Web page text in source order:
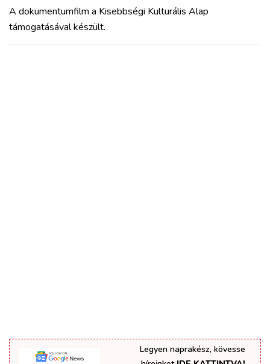
A dokumentumfilm a Kisebbségi Kulturális Alap
támogatásával készült.
Legyen naprakész, kövesse